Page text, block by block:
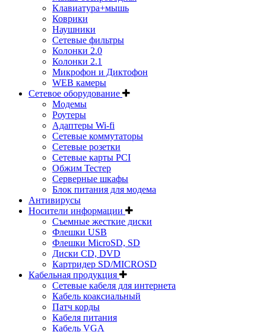
Клавиатура+мышь
Коврики
Наушники
Сетевые фильтры
Колонки 2.0
Колонки 2.1
Микрофон и Диктофон
WEB камеры
Сетевое оборудование
Модемы
Роутеры
Адаптеры Wi-fi
Сетевые коммутаторы
Сетевые розетки
Сетевые карты PCI
Обжим Тестер
Серверные шкафы
Блок питания для модема
Антивирусы
Носители информации
Съемные жесткие диски
Флешки USB
Флешки MicroSD, SD
Диски CD, DVD
Картридер SD/MICROSD
Кабельная продукция
Сетевые кабеля для интернета
Кабель коаксиальный
Патч корды
Кабеля питания
Кабель VGA